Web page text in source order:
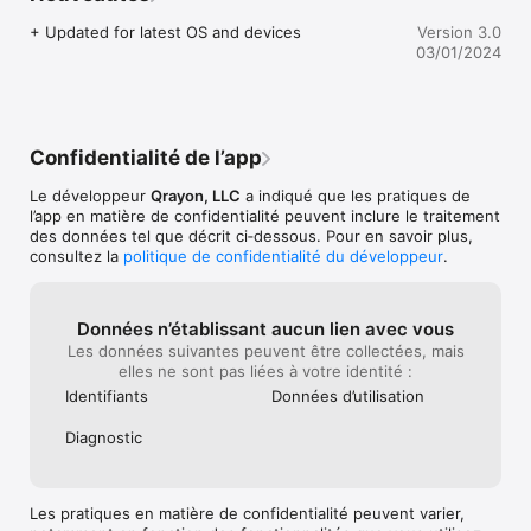
It's your data: Copy all your notes and audio to your Mac or PC
COLORFUL ORGANIZATION
Color code your notes with multiple categories to find them
easily and stay on top of all your projects.
WIDE-SCREEN EDITING WITH LARGE FONTS
full use of the iPad's larger screen. Notes take up the full
screen width in landscape, and are presented with a large,
legible font, so you don't have to squint.
Pick between three beautiful fonts for your notes: Georgia,
Integrated Text Editor:
- Text notes with built-in Audio Recorder
+ Updated for latest OS and devices
Version 3.0
03/01/2024
Confidentialité de l’app
Le développeur Qrayon, LLC a indiqué que les pratiques de
l’app en matière de confidentialité peuvent inclure le traitement
des données tel que décrit ci‑dessous. Pour en savoir plus,
consultez la politique de confidentialité du développeur.
Données n’établissant aucun lien avec vous
Les données suivantes peuvent être collectées, mais
elles ne sont pas liées à votre identité :
Identifiants
Données d’utilisation
Diagnostic
Les pratiques en matière de confidentialité peuvent varier,